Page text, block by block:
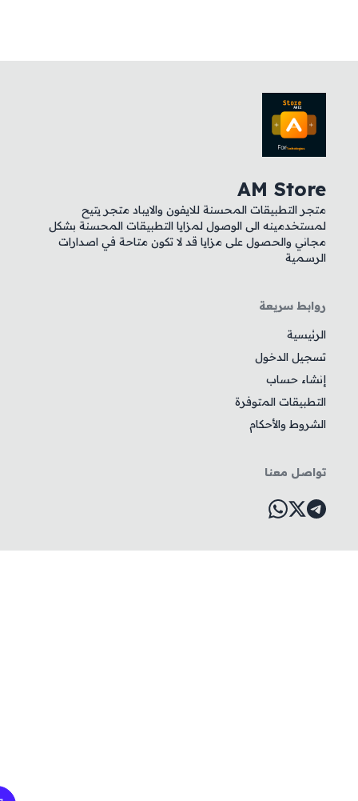
AM
التطبيقات المحسنة للايفون والايباد متجر يتيح
الى الوصول لمزايا التطبيقات المحسنة بشكل
والحصول على مزايا قد لا تكون متاحة في اصدارات
سريعة
الدخول
حساب
المتوفرة
والأحكام
معنا